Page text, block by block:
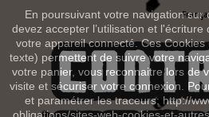
En poursuivant votre navigation sur
devez accepter l’utilisation et l'écriture
votre appareil connecté. Ces Cookies
texte) permettent de suivre votre
votre panier, vous reconnaitre lors de
visite et sécuriser votre connexion.
et paramétrer les traceurs: http://